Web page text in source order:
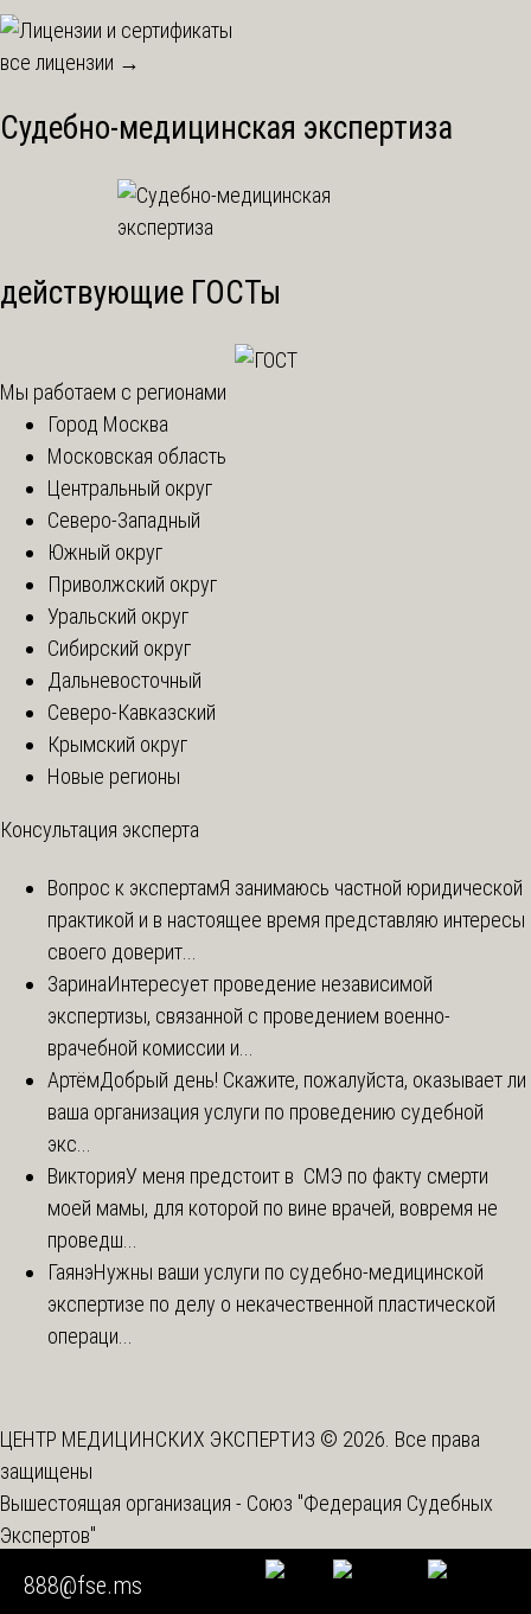
все лицензии →
Судебно-медицинская экспертиза
действующие ГОСТы
Мы работаем с регионами
Город Москва
Московская область
Центральный округ
Северо-Западный
Южный округ
Приволжский округ
Уральский округ
Сибирский округ
Дальневосточный
Северо-Кавказский
Крымский округ
Новые регионы
Консультация эксперта
Вопрос к экспертамЯ занимаюсь частной юридической
практикой и в настоящее время представляю интересы
своего доверит...
ЗаринаИнтересует проведение независимой
экспертизы, связанной с проведением военно-
врачебной комиссии и...
АртёмДобрый день! Скажите, пожалуйста, оказывает ли
ваша организация услуги по проведению судебной
экс...
ВикторияУ меня предстоит в СМЭ по факту смерти
моей мамы, для которой по вине врачей, вовремя не
проведш...
ГаянэНужны ваши услуги по судебно-медицинской
экспертизе по делу о некачественной пластической
операци...
ЦЕНТР МЕДИЦИНСКИХ ЭКСПЕРТИЗ © 2026. Все права
защищены
Вышестоящая организация - Союз "Федерация Судебных
Экспертов"
888@fse.ms